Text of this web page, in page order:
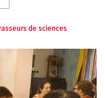
de sciences